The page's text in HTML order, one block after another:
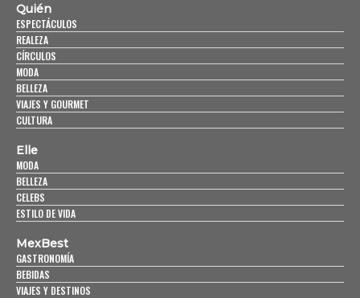
Quién
ESPECTÁCULOS
REALEZA
CÍRCULOS
MODA
BELLEZA
VIAJES Y GOURMET
CULTURA
Elle
MODA
BELLEZA
CELEBS
ESTILO DE VIDA
MexBest
GASTRONOMÍA
BEBIDAS
VIAJES Y DESTINOS